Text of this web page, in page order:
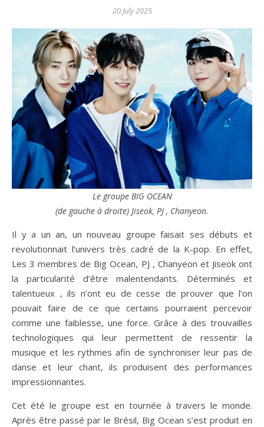
20 July 2025
Le groupe BIG OCEAN
(de gauche à droite) Jiseok, PJ , Chanyeon.
Il y a un an, un nouveau groupe faisait ses débuts et
revolutionnait l’univers très cadré de la K-pop. En effet,
Les 3 membres de Big Ocean, PJ , Chanyeon et Jiseok ont
la particularité d’être malentendants. Déterminés et
talentueux , ils n’ont eu de cesse de prouver que l’on
pouvait faire de ce que certains pourraient percevoir
comme une faiblesse, une force. Grâce à des trouvailles
technologiques qui leur permettent de ressentir la
musique et les rythmes afin de synchroniser leur pas de
danse et leur chant, ils produisent des performances
impressionnantes.
Cet été le groupe est en tournée à travers le monde.
Après être passé par le Brésil, Big Ocean s’est produit en